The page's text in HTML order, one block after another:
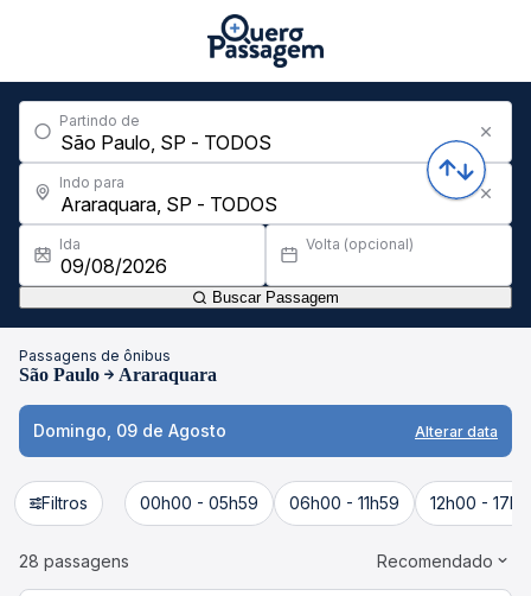
Partindo de
Indo para
Ida Volta (opcional)
Buscar Passagem
Passagens de ônibus
São Paulo Araraquara
Domingo, 09 de Agosto Alterar data
Filtros 00h00 - 05h59 06h00 - 11h59 12h00 -
28 passagens Recomendado